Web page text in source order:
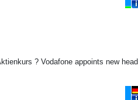
? Vodafone appoints new head